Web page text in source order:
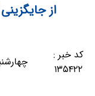
از
کد خبر :
۱۳۵۴۲۲
چهارشنبه، ۸ مرداد